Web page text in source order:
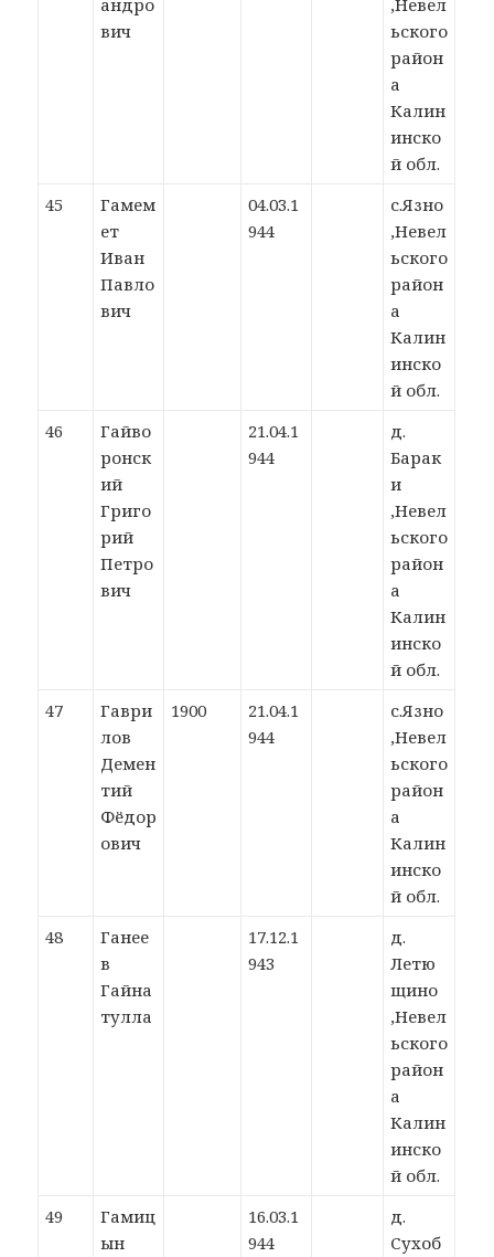
андро
вич
,Невел
ьского
район
а
Калин
инско
й обл.
45
Гамем
ет
Иван
Павло
вич
04.03.1
944
с.Язно
,Невел
ьского
район
а
Калин
инско
й обл.
46
Гайво
ронск
ий
Григо
рий
Петро
вич
21.04.1
944
д.
Барак
и
,Невел
ьского
район
а
Калин
инско
й обл.
47
Гаври
лов
Демен
тий
Фёдор
ович
1900
21.04.1
944
с.Язно
,Невел
ьского
район
а
Калин
инско
й обл.
48
Ганее
в
Гайна
тулла
17.12.1
943
д.
Летю
щино
,Невел
ьского
район
а
Калин
инско
й обл.
49
Гамиц
ын
16.03.1
944
д.
Сухоб